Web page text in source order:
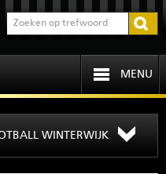
MENU
WINTERWIJK